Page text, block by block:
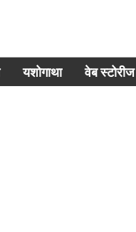
यशोगाथा वेब स्टोरीज